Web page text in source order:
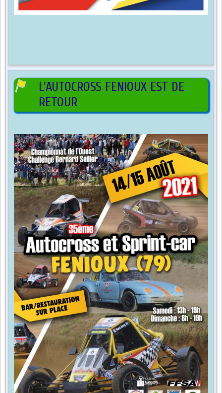
L'AUTOCROSS FENIOUX EST DE
RETOUR